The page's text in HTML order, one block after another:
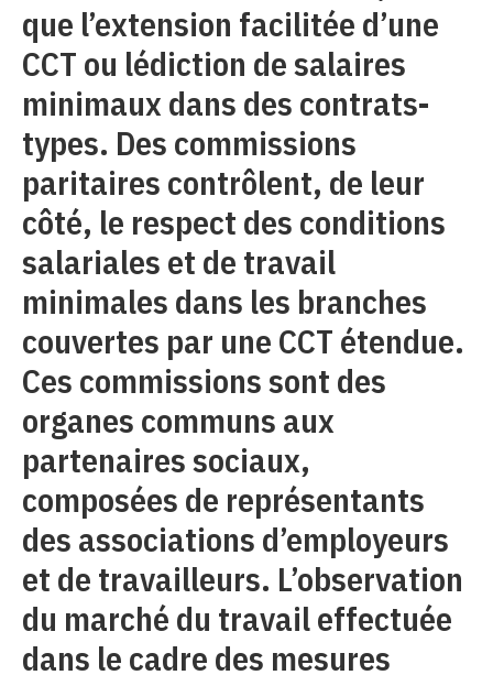
que l’extension facilitée d’une
CCT ou lédiction de salaires
minimaux dans des contrats-
types. Des commissions
paritaires contrôlent, de leur
côté, le respect des conditions
salariales et de travail
minimales dans les branches
couvertes par une CCT étendue.
Ces commissions sont des
organes communs aux
partenaires sociaux,
composées de représentants
des associations d’employeurs
et de travailleurs. L’observation
du marché du travail effectuée
dans le cadre des mesures